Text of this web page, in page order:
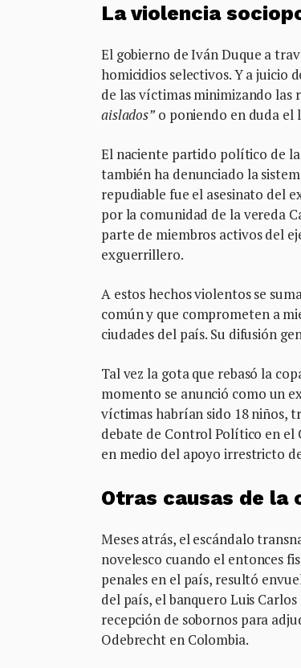
La violencia
El gobierno de Iván Duque a
homicidios selectivos. Y a juicio
de las víctimas minimizando las
aislados”o poniendo en duda el
El naciente partido político de
también ha denunciado la
repudiable fue el asesinato del
por la comunidad de la vereda
parte de miembros activos del
exguerrillero.
A estos hechos violentos se
común y que comprometen a
ciudades del país. Su difusión
Tal vez la gota que rebasó la
momento se anunció como un
víctimas habrían sido 18 niños,
debate de Control Político en el
en medio del apoyo irrestricto
Otras causas de la
Meses atrás, el escándalo
novelesco cuando el entonces
penales en el país, resultó
del país, el banquero Luis
recepción de sobornos para
Odebrecht en Colombia.